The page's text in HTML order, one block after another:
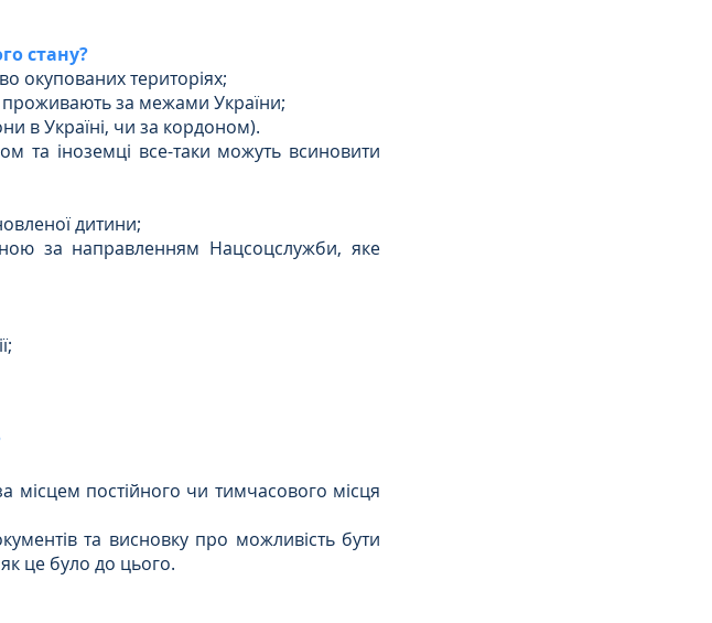
стану?
окупованих територіях;
проживають за межами України;
в Україні, чи за кордоном).
та іноземці все-таки можуть всиновити
дитини;
за направленням Нацсоцслужби, яке
місцем постійного чи тимчасового місця
та висновку про можливість бути
це було до цього.